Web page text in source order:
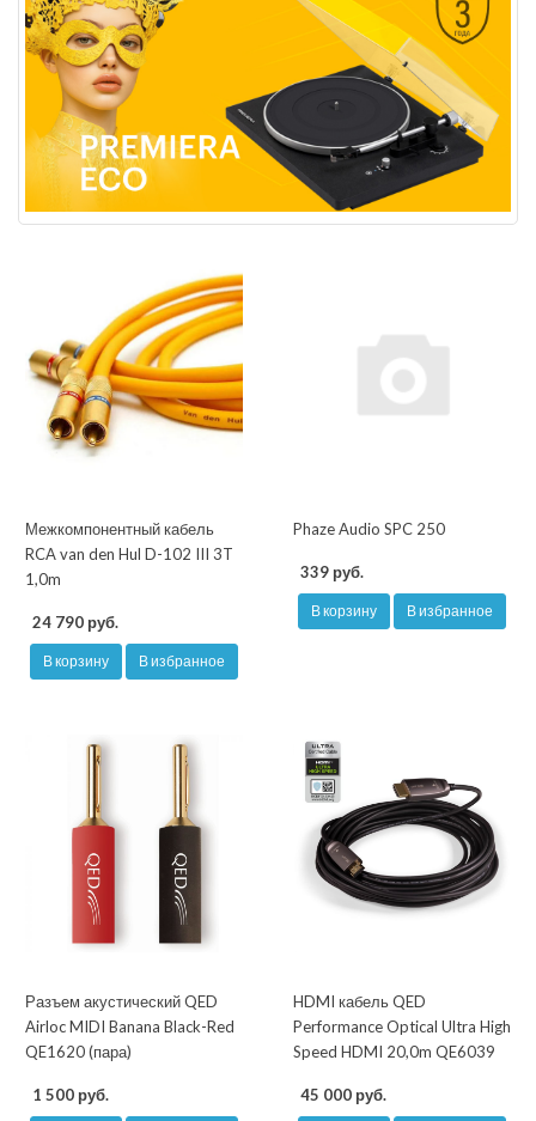
Межкомпонентный кабель
RCA van den Hul D-102 III 3T
1,0m
24 790 руб.
В корзину В избранное
Phaze Audio SPC 250
339 руб.
В корзину В избранное
Разъем акустический QED
Airloc MIDI Banana Black-Red
QE1620 (пара)
1 500 руб.
HDMI кабель QED
Performance Optical Ultra High
Speed HDMI 20,0m QE6039
45 000 руб.